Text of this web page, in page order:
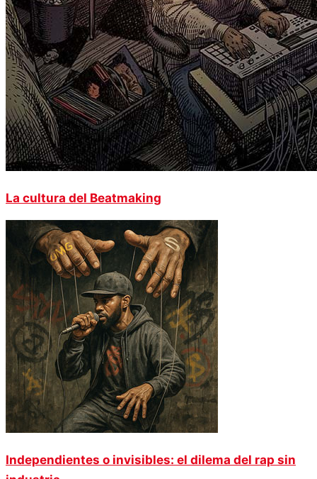
La cultura del Beatmaking
Independientes o invisibles: el dilema del rap sin